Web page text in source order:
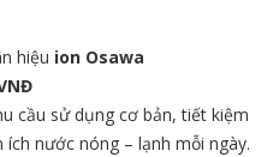
hiệu ion Osawa
cầu sử dụng cơ bản, tiết kiệm
nước nóng – lạnh mỗi ngày.